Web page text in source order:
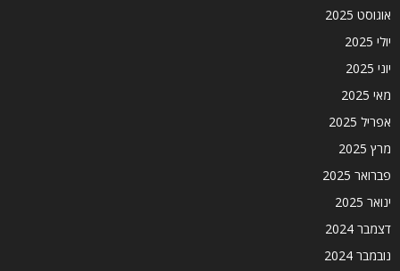
אוגוסט 2025
יולי 2025
יוני 2025
מאי 2025
אפריל 2025
מרץ 2025
פברואר 2025
ינואר 2025
דצמבר 2024
נובמבר 2024